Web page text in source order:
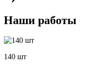
Наши работы
140 шт